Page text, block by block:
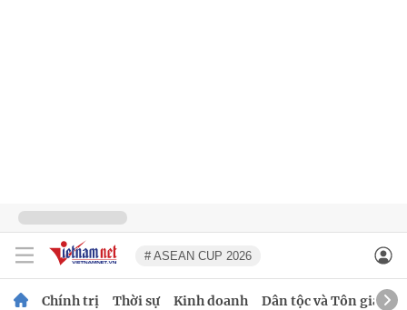
# ASEAN CUP 2026
Chính trị Thời sự Kinh doanh Dân tộc và Tôn giáo